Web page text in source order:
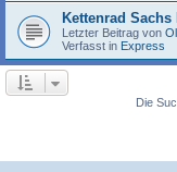
Kettenrad Sachs
Letzter Beitrag von
Verfasst in Express
Die